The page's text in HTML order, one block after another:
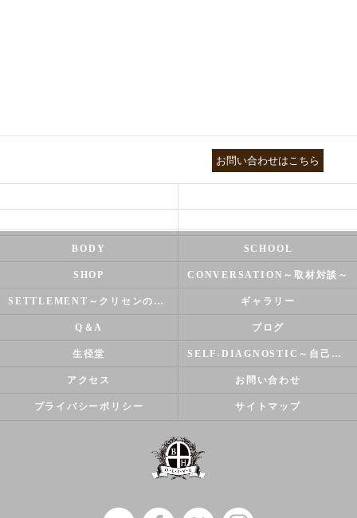
お問い合わせはこちら
BODY SCHOOL
SHOP CONVERSATION～取材対談～
SETTLEMENT～クリセンのズバリ解決シリーズ～ ギャラリー
Q＆A ブログ
生径堂 SELF-DIAGNOSTIC～自己診断～
アクセス お問い合わせ
プライバシーポリシー サイトマップ